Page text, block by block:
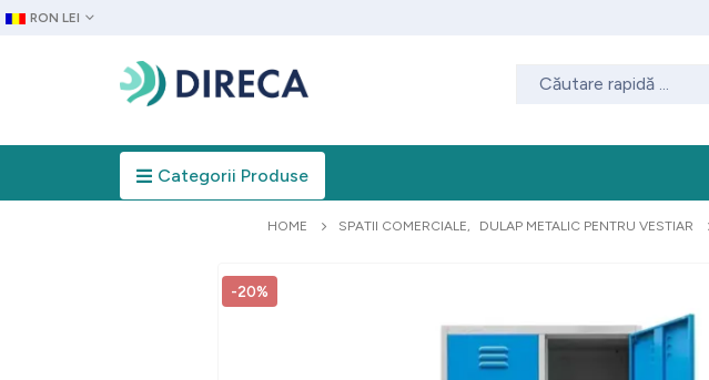
RON LEI
Categorii Produse
HOME SPATII COMERCIALE, DULAP METALIC PENTRU VESTIAR
-20%